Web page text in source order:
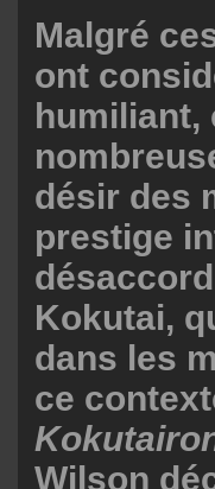
Malgré
ont
humiliant,
désir des
prestige
Kokutai,
dans les
ce
Wilson